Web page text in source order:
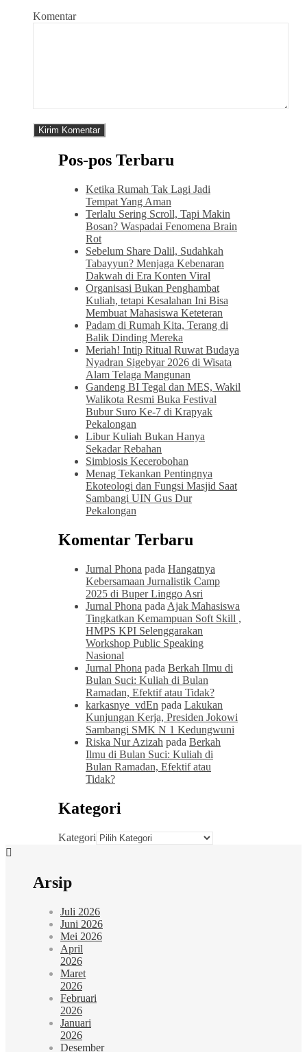
Komentar
Pos-pos Terbaru
Ketika Rumah Tak Lagi Jadi
Tempat Yang Aman
Terlalu Sering Scroll, Tapi Makin
Bosan? Waspadai Fenomena Brain
Rot
Sebelum Share Dalil, Sudahkah
Tabayyun? Menjaga Kebenaran
Dakwah di Era Konten Viral
Organisasi Bukan Penghambat
Kuliah, tetapi Kesalahan Ini Bisa
Membuat Mahasiswa Keteteran
Padam di Rumah Kita, Terang di
Balik Dinding Mereka
Meriah! Intip Ritual Ruwat Budaya
Nyadran Sigebyar 2026 di Wisata
Alam Telaga Mangunan
Gandeng BI Tegal dan MES, Wakil
Walikota Resmi Buka Festival
Bubur Suro Ke-7 di Krapyak
Pekalongan
Libur Kuliah Bukan Hanya
Sekadar Rebahan
Simbiosis Kecerobohan
Menag Tekankan Pentingnya
Ekoteologi dan Fungsi Masjid Saat
Sambangi UIN Gus Dur
Pekalongan
Komentar Terbaru
Jurnal Phona pada Hangatnya
Kebersamaan Jurnalistik Camp
2025 di Buper Linggo Asri
Jurnal Phona pada Ajak Mahasiswa
Tingkatkan Kemampuan Soft Skill ,
HMPS KPI Selenggarakan
Workshop Public Speaking
Nasional
Jurnal Phona pada Berkah Ilmu di
Bulan Suci: Kuliah di Bulan
Ramadan, Efektif atau Tidak?
karkasnye_vdEn pada Lakukan
Kunjungan Kerja, Presiden Jokowi
Sambangi SMK N 1 Kedungwuni
Riska Nur Azizah pada Berkah
Ilmu di Bulan Suci: Kuliah di
Bulan Ramadan, Efektif atau
Tidak?
Kategori
Kategori
Arsip
Juli 2026
Juni 2026
Mei 2026
April
2026
Maret
2026
Februari
2026
Januari
2026
Desember